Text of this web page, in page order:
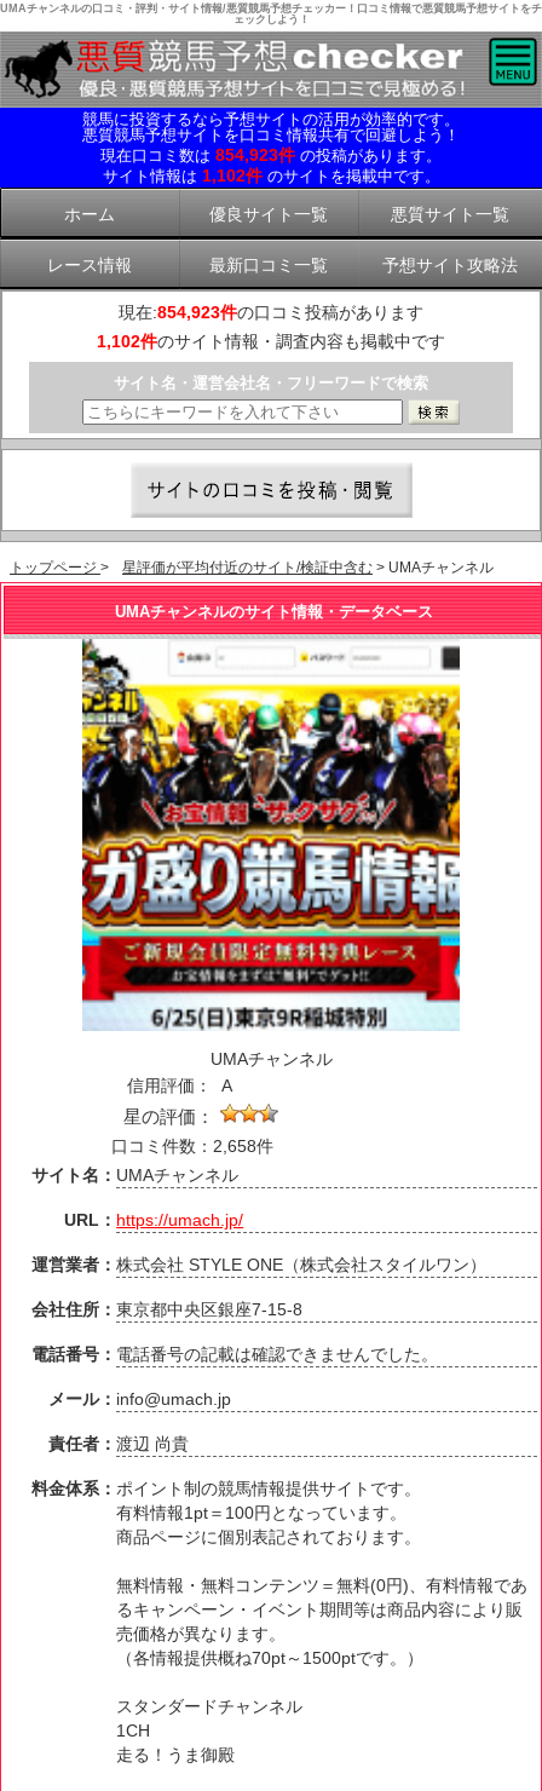
UMAチャンネルの口コミ・評判・サイト情報/悪質競馬予想チェッカー！口コミ情報で悪質競馬予想サイトをチ
ェックしよう！
競馬に投資するなら予想サイトの活用が効率的です。
悪質競馬予想サイトを口コミ情報共有で回避しよう！
現在口コミ数は 854,923件 の投稿があります。
サイト情報は 1,102件 のサイトを掲載中です。
ホーム 優良サイト一覧 悪質サイト一覧
レース情報 最新口コミ一覧 予想サイト攻略法
現在:854,923件の口コミ投稿があります
1,102件のサイト情報・調査内容も掲載中です
サイト名・運営会社名・フリーワードで検索
トップページ > 星評価が平均付近のサイト/検証中含む > UMAチャンネル
UMAチャンネルのサイト情報・データベース
UMAチャンネル
信用評価：
A
星の評価：
口コミ件数：2,658件
サイト名： UMAチャンネル
URL： https://umach.jp/
運営業者：株式会社 STYLE ONE（株式会社スタイルワン）
会社住所：東京都中央区銀座7-15-8
電話番号： 電話番号の記載は確認できませんでした。
メール： info@umach.jp
責任者：渡辺 尚貴
料金体系： ポイント制の競馬情報提供サイトです。
有料情報1pt＝100円となっています。
商品ページに個別表記されております。
無料情報・無料コンテンツ＝無料(0円)、有料情報であ
るキャンペーン・イベント期間等は商品内容により販
売価格が異なります。
（各情報提供概ね70pt～1500ptです。）
スタンダードチャンネル
1CH
走る！うま御殿